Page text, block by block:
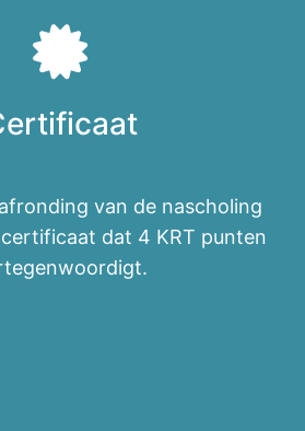
van de nascholing
dat 4 KRT punten